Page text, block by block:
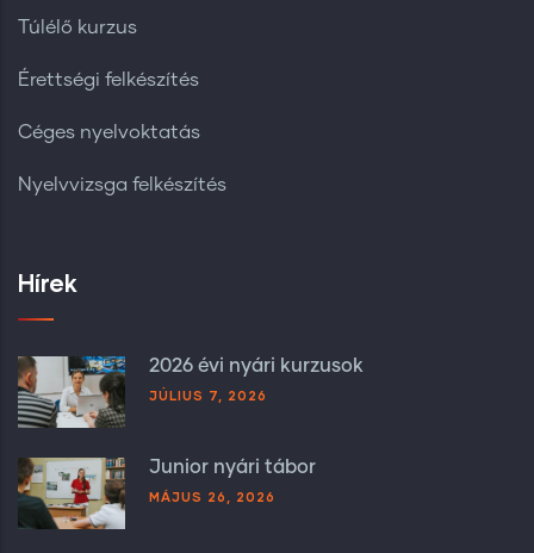
Túlélő kurzus
Érettségi felkészítés
Céges nyelvoktatás
Nyelvvizsga felkészítés
Hírek
2026 évi nyári kurzusok
JÚLIUS 7, 2026
Junior nyári tábor
MÁJUS 26, 2026